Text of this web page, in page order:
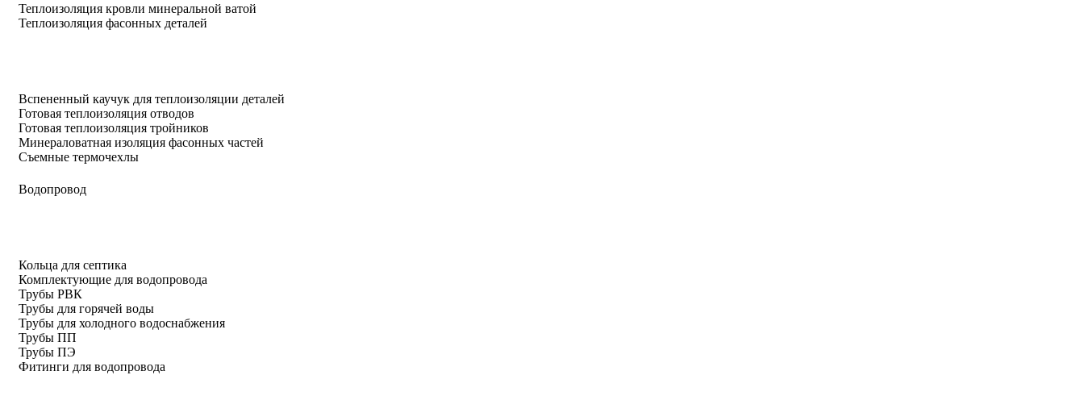
Теплоизоляция кровли минеральной ватой
Теплоизоляция фасонных деталей
Вспененный каучук для теплоизоляции деталей
Готовая теплоизоляция отводов
Готовая теплоизоляция тройников
Минераловатная изоляция фасонных частей
Съемные термочехлы
Водопровод
Кольца для септика
Комплектующие для водопровода
Трубы РВК
Трубы для горячей воды
Трубы для холодного водоснабжения
Трубы ПП
Трубы ПЭ
Фитинги для водопровода